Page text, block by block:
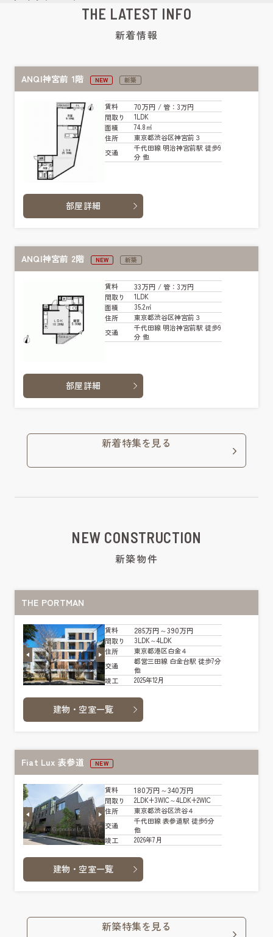
THE LATEST INFO
新着情報
ANQI神宮前 1階 NEW 新築
賃料 70万円 / 管：3万円
間取り
1LDK
面積
74.8㎡
住所
東京都渋谷区神宮前３
交通
千代田線 明治神宮前駅 徒歩9
分 他
部屋詳細
ANQI神宮前 2階 NEW 新築
賃料 33万円 / 管：3万円
間取り
1LDK
面積
35.2㎡
住所
東京都渋谷区神宮前３
交通
千代田線 明治神宮前駅 徒歩9
分 他
部屋詳細
新着特集を見る
NEW CONSTRUCTION
新築物件
THE PORTMAN
賃料 285万円～390万円
間取り
3LDK～4LDK
住所
東京都港区白金４
交通
都営三田線 白金台駅 徒歩7分
他
竣工
2025年12月
建物・空室一覧
Fiat Lux 表参道 NEW
賃料 180万円～340万円
間取り
2LDK+3WIC～4LDK+2WIC
住所
東京都渋谷区渋谷４
交通
千代田線 表参道駅 徒歩9分
他
竣工
2026年7月
建物・空室一覧
新築特集を見る